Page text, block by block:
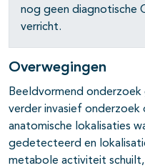
nog geen diagnotische
verricht.
Overwegingen
Beeldvormend
verder invasief onderzoek
anatomische lokalisaties
gedetecteerd en
metabole activiteit